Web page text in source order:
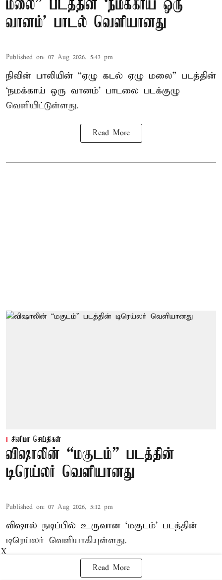
மலை” படத்தின் ‘நமக்காய் ஒரு
வானம்’ பாடல் வெளியானது
Published on: 07 Aug 2026, 5:43 pm
நிவின் பாலியின் “ஏழு கடல் ஏழு மலை” படத்தின்
‘நமக்காய் ஒரு வானம்’ பாடலை படக்குழு
வெளியிட்டுள்ளது.
Read More
சினிமா செய்திகள்
விஷாலின் “மகுடம்” படத்தின்
டிரெய்லர் வெளியானது
Published on: 07 Aug 2026, 5:12 pm
விஷால் நடிப்பில் உருவான ‘மகுடம்’ படத்தின்
டிரெய்லர் வெளியாகியுள்ளது.
Read More
X